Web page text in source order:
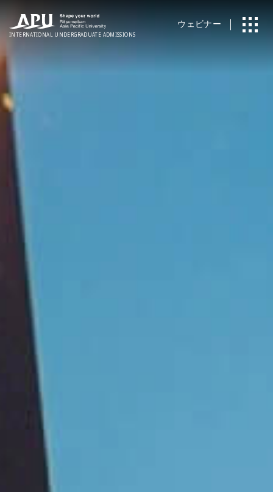
INTERNATIONAL UNDERGRADUATE ADMISSIONS
ウェビナー